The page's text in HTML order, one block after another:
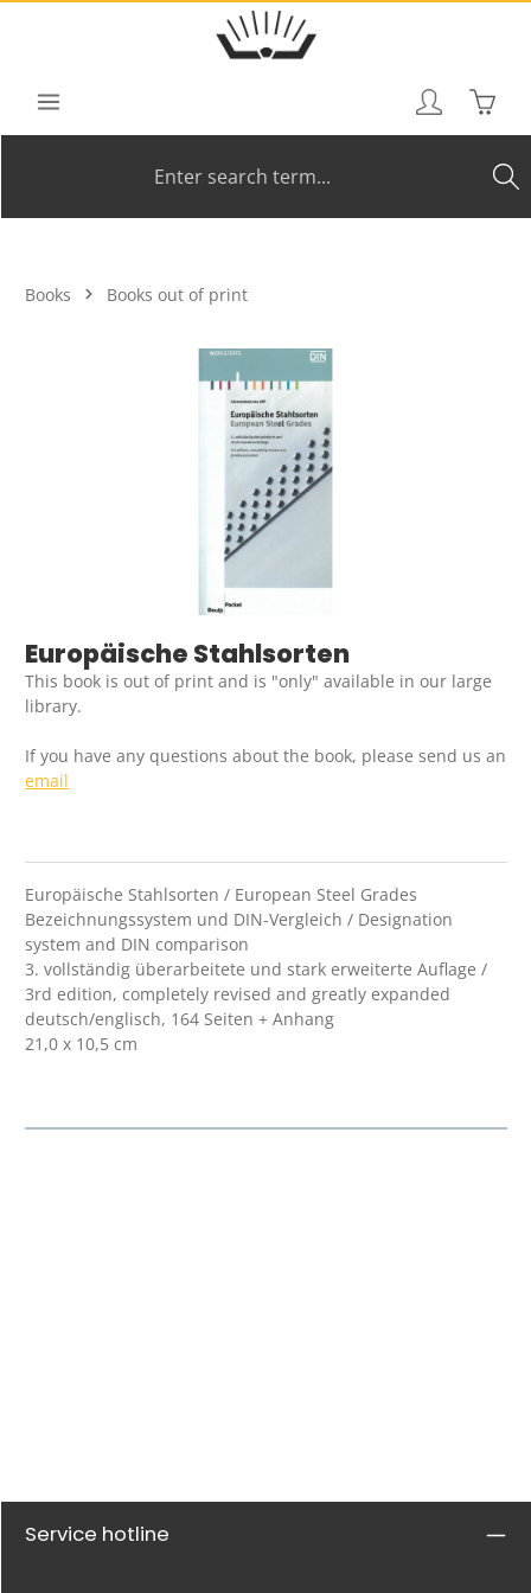
Books Books out of print
Europäische Stahlsorten
This book is out of print and is "only" available in our large
library.
If you have any questions about the book, please send us an
email
Europäische Stahlsorten / European Steel Grades
Bezeichnungssystem und DIN-Vergleich / Designation
system and DIN comparison
3. vollständig überarbeitete und stark erweiterte Auflage /
3rd edition, completely revised and greatly expanded
deutsch/englisch, 164 Seiten + Anhang
21,0 x 10,5 cm
Service hotline